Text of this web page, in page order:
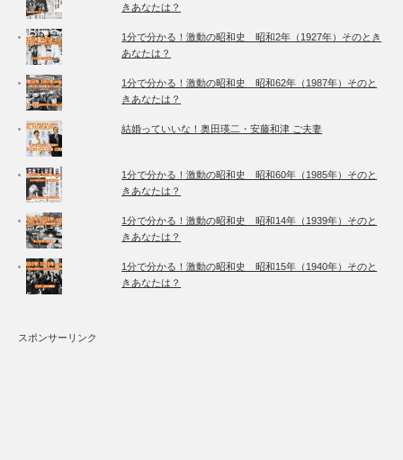
きあなたは？
1分で分かる！激動の昭和史 昭和2年（1927年）そのとき
あなたは？
1分で分かる！激動の昭和史 昭和62年（1987年）そのと
きあなたは？
結婚っていいな！奥田瑛二・安藤和津 ご夫妻
1分で分かる！激動の昭和史 昭和60年（1985年）そのと
きあなたは？
1分で分かる！激動の昭和史 昭和14年（1939年）そのと
きあなたは？
1分で分かる！激動の昭和史 昭和15年（1940年）そのと
きあなたは？
スポンサーリンク